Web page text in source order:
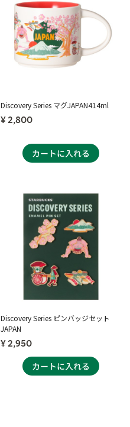
Discovery Series マグJAPAN414ml
¥ 2,800
Discovery Series ピンバッジセット
JAPAN
¥ 2,950